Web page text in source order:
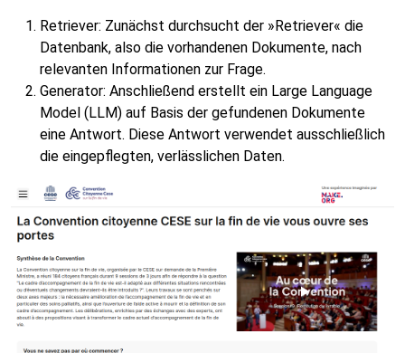
Retriever: Zunächst durchsucht der »Retriever« die
Datenbank, also die vorhandenen Dokumente, nach
relevanten Informationen zur Frage.
Generator: Anschließend erstellt ein Large Language
Model (LLM) auf Basis der gefundenen Dokumente
eine Antwort. Diese Antwort verwendet ausschließlich
die eingepflegten, verlässlichen Daten.